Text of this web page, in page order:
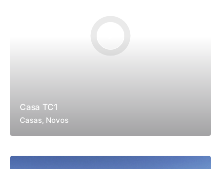
Casa TC1
Casas Novos